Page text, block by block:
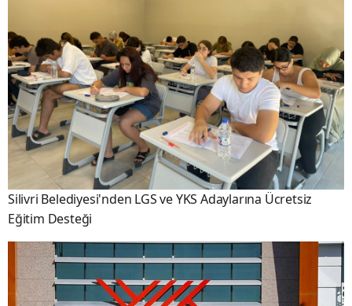
Silivri Belediyesi'nden LGS ve YKS Adaylarına Ücretsiz
Eğitim Desteği